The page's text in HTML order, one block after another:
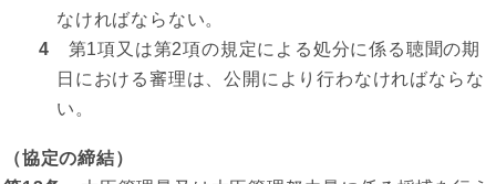
なければならない。
4 第1項又は第2項の規定による処分に係る聴聞の期
日における審理は、公開により行わなければならな
い。
（協定の締結）